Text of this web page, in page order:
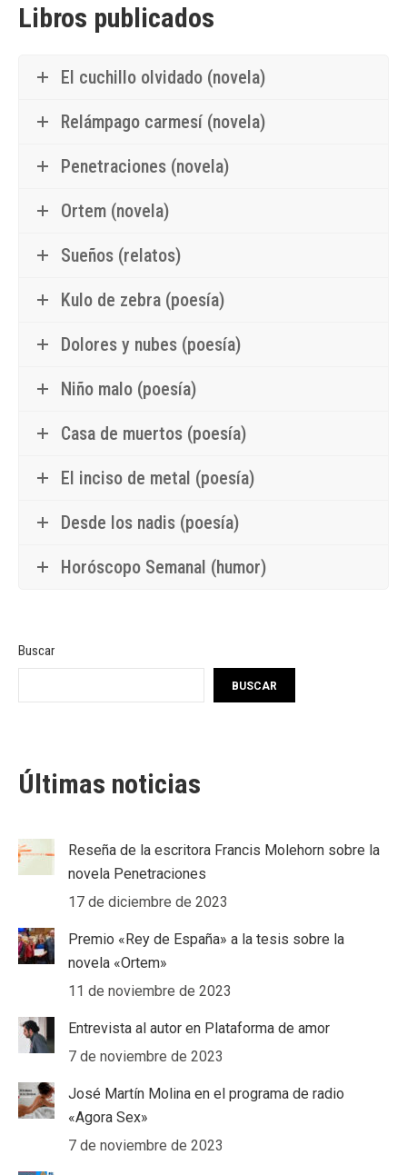
Libros publicados
El cuchillo olvidado (novela)
Relámpago carmesí (novela)
Penetraciones (novela)
Ortem (novela)
Sueños (relatos)
Kulo de zebra (poesía)
Dolores y nubes (poesía)
Niño malo (poesía)
Casa de muertos (poesía)
El inciso de metal (poesía)
Desde los nadis (poesía)
Horóscopo Semanal (humor)
Buscar
BUSCAR
Últimas noticias
Reseña de la escritora Francis Molehorn sobre la
novela Penetraciones
17 de diciembre de 2023
Premio «Rey de España» a la tesis sobre la
novela «Ortem»
11 de noviembre de 2023
Entrevista al autor en Plataforma de amor
7 de noviembre de 2023
José Martín Molina en el programa de radio
«Agora Sex»
7 de noviembre de 2023